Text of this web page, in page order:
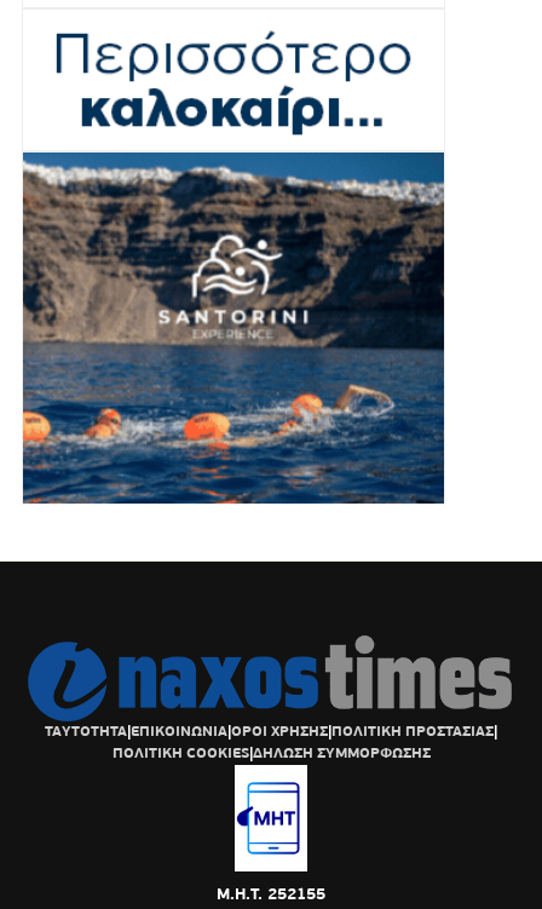
ΤΑΥΤΟΤΗΤΑ|ΕΠΙΚΟΙΝΩΝΙΑ|ΟΡΟΙ ΧΡΗΣΗΣ|ΠΟΛΙΤΙΚΗ ΠΡΟΣΤΑΣΙΑΣ|
ΠΟΛΙΤΙΚΗ COOKIES|ΔΗΛΩΣΗ ΣΥΜΜΟΡΦΩΣΗΣ
Μ.Η.Τ. 252155